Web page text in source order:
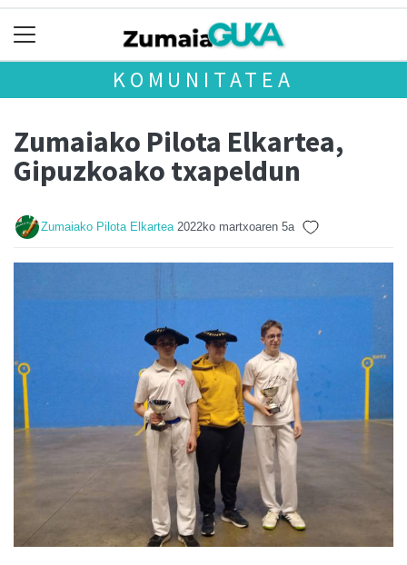
KOMUNITATEA
Zumaiako Pilota Elkartea,
Gipuzkoako txapeldun
Zumaiako Pilota Elkartea 2022ko martxoaren 5a